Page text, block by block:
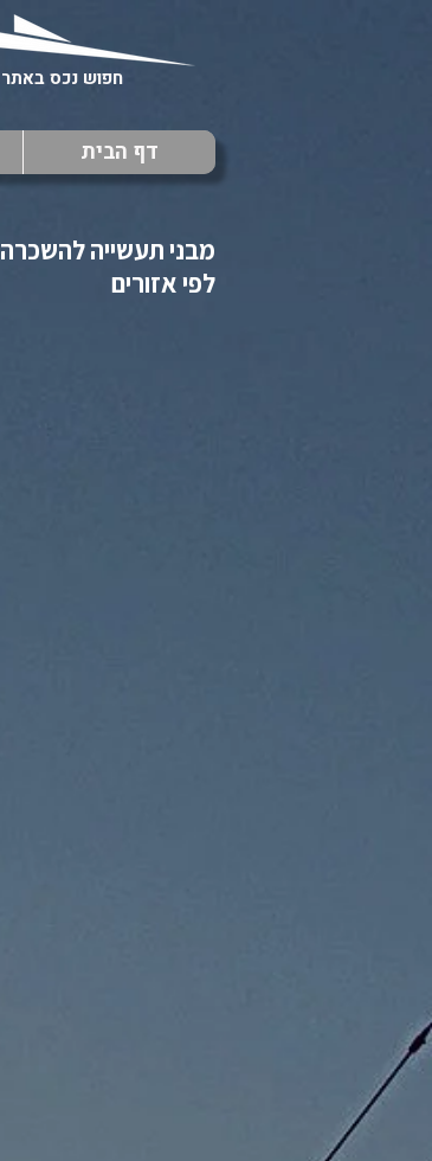
חפוש נכס באתר
דף הבית
מבני תעשייה להשכרה
לפי אזורים